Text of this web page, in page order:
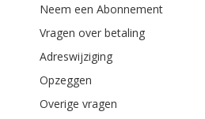
Neem een Abonnement
Vragen over betaling
Adreswijziging
Opzeggen
Overige vragen